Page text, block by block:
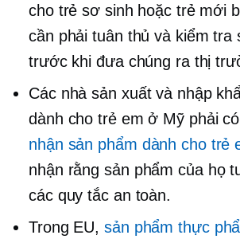
cho trẻ sơ sinh hoặc trẻ mới
cần phải tuân thủ và kiểm tra
trước khi đưa chúng ra thị
Các nhà sản xuất và nhập
dành cho trẻ em ở Mỹ phải có
nhận sản phẩm dành cho trẻ
nhận rằng sản phẩm của họ
các quy tắc an toàn.
Trong EU,sản phẩm thực